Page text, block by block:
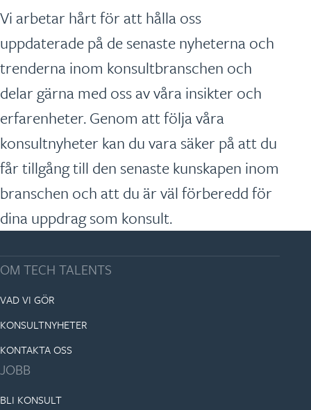
Vi arbetar hårt för att hålla oss
uppdaterade på de senaste nyheterna och
trenderna inom konsultbranschen och
delar gärna med oss av våra insikter och
erfarenheter. Genom att följa våra
konsultnyheter kan du vara säker på att du
får tillgång till den senaste kunskapen inom
branschen och att du är väl förberedd för
dina uppdrag som konsult.
OM TECH TALENTS
VAD VI GÖR
KONSULTNYHETER
KONTAKTA OSS
JOBB
BLI KONSULT